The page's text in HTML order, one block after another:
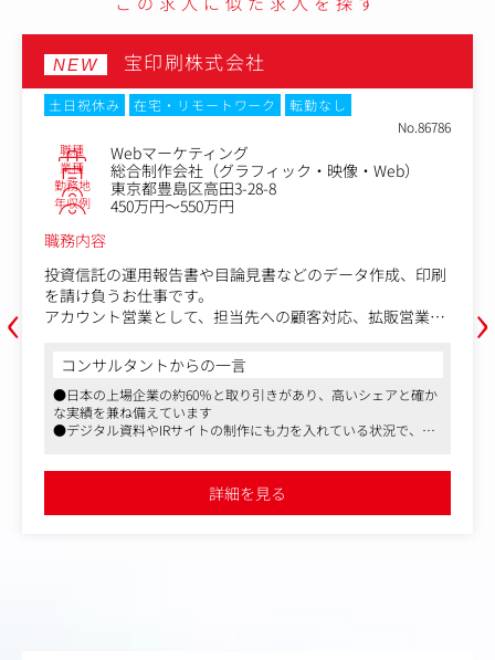
‹
NEW 宝印刷株式会社
土日祝休み 在宅・リモートワーク
転勤なし
No.86786
職種 Webマーケティング
業種 総合制作会社（グラフィック・映像・Web）
勤務地 東京都豊島区高田3-28-8
年収例
450万円～550万円
職務内容
投資信託の運用報告書や目論見書などのデータ作成、印刷
を請け負うお仕事です。
アカウント営業として、担当先への顧客対応、拡販営業、
正、納期管理までを一貫してコントロールする業務です。
あなたの品質管理が、お客様からの信頼となり受注に直結
する、非常に貢献度の高いポジションです。
具体的には
・顧客対応：受注品目、同社サービスの拡販。スケジュー
ル提示、価格交渉、見積/請求書作成等。
コンサルタントからの一言
●日本の上場企業の約60％と取り引きがあり、高いシェアと確か
な実績を兼ね備えています
●デジタル資料やIRサイトの制作にも力を入れている状況で、映
間7時間15分と働きやすく安定した環境です
詳細を見る
›